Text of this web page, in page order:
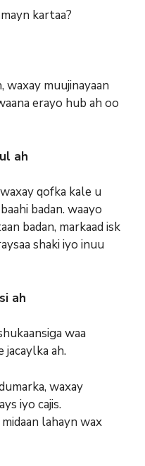
kartaa?
waxay muujinayaan
erayo hub ah oo
ah
qofka kale u
badan. waayo
badan, markaad isk
shaki iyo inuu
ah
waa
jacaylka ah.
waxay
iyo cajis.
lahayn wax